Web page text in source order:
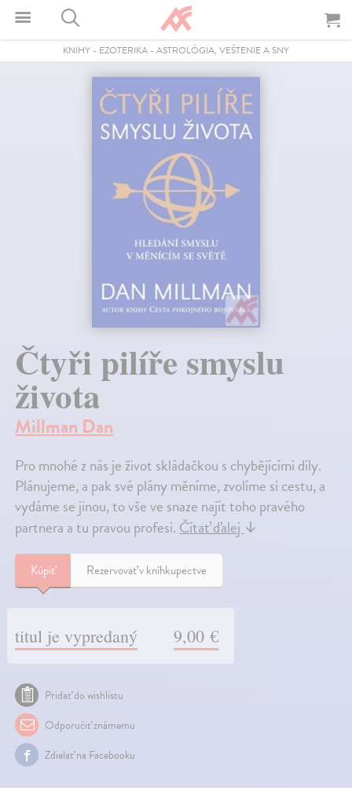
KNIHY - EZOTERIKA - ASTROLÓGIA, VEŠTENIE A SNY
Čtyři pilíře smyslu
života
Millman Dan
Pro mnohé z nás je život skládačkou s chybějícími díly.
Plánujeme, a pak své plány měníme, zvolíme si cestu, a
vydáme se jinou, to vše ve snaze najít toho pravého
partnera a tu pravou profesi. Čítať ďalej ↓
Kúpiť Rezervovať v kníhkupectve
titul je vypredaný 9,00 €
Pridať do wishlistu
Odporučiť známemu
Zdielať na Facebooku